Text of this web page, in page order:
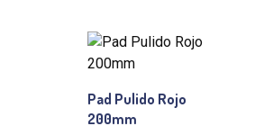
Pad Pulido Rojo
200mm